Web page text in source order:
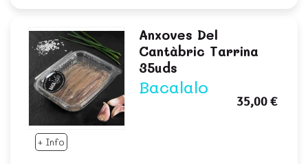
+ Info
Anxoves Del
Cantàbric Tarrina
35uds
Bacalalo
35,00 €